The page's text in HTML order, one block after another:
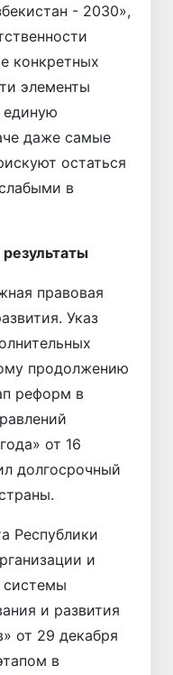
- 2030»,
конкретных
элементы
единую
даже самые
остаться
в
правовая
Указ
продолжению
реформ в
от 16
долгосрочный
Республики
и
и развития
от 29 декабря
в